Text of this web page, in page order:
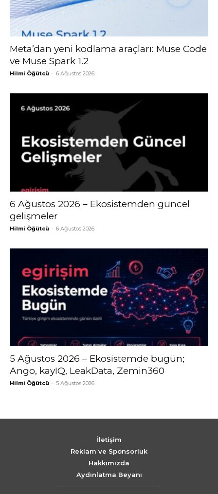
Meta’dan yeni kodlama araçları: Muse Code
ve Muse Spark 1.2
Hilmi Öğütcü - 6 Ağustos 2026
6 Ağustos 2026 – Ekosistemden güncel
gelişmeler
Hilmi Öğütcü - 6 Ağustos 2026
5 Ağustos 2026 – Ekosistemde bugün;
Ango, kayIQ, LeakData, Zemin360
Hilmi Öğütcü - 5 Ağustos 2026
İletişim
Reklam ve Sponsorluk
Hakkımızda
Aydınlatma Beyanı